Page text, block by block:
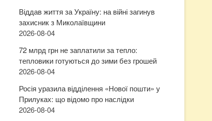
Віддав життя за Україну: на війні загинув
захисник з Миколаївщини
2026-08-04
72 млрд грн не заплатили за тепло:
тепловики готуються до зими без грошей
2026-08-04
Росія уразила відділення «Нової пошти» у
Прилуках: що відомо про наслідки
2026-08-04